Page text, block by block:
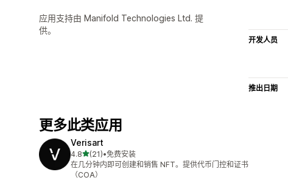
应用支持由 Manifold Technologies Ltd. 提
供。
开发人员
推出日期
更多此类应用
Verisart
4.8星（满分 5 星）
(21)
总共 21 条评论
•免费安装
在几分钟内即可创建和销售 NFT。提供代币门控和证书
（COA）